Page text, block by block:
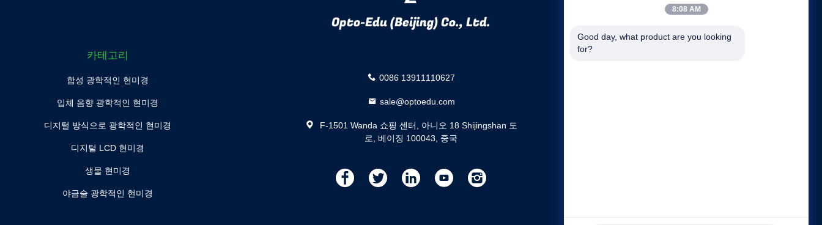
Opto-Edu (Beijing) Co., Ltd.
카테고리
합성 광학적인 현미경
입체 음향 광학적인 현미경
디지털 방식으로 광학적인 현미경
디지털 LCD 현미경
생물 현미경
야금술 광학적인 현미경
0086 13911110627
sale@optoedu.com
F-1501 Wanda 쇼핑 센터, 아니오 18 Shijingshan 도
로, 베이징 100043, 중국
8:08 AM
Good day, what product are you looking
for?